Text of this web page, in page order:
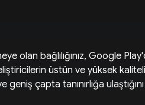
olan bağlılığınız, Google
üstün ve yüksek
geniş çapta tanınırlığa